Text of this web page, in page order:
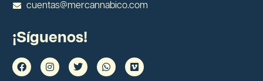
cuentas@mercannabico.com
¡Síguenos!